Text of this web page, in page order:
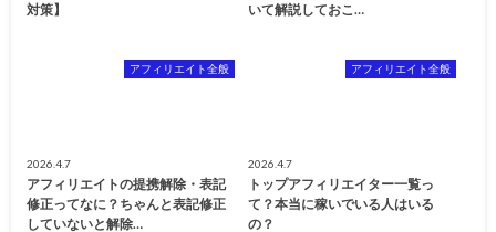
対策】
いて解説しておこ…
アフィリエイト全般
2026.4.7
アフィリエイトの提携解除・表記
修正ってなに？ちゃんと表記修正
していないと解除…
アフィリエイト全般
2026.4.7
トップアフィリエイター一覧っ
て？本当に稼いでいる人はいる
の？